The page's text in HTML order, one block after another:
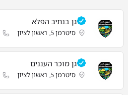
גן בנתיב הפלא
סיטרמן 5, ראשון לציון
גן מוכר העננים
סיטרמן 5, ראשון לציון